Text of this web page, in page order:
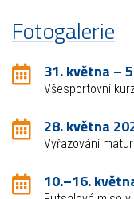
Fotogalerie
31. května –
Všesportovní
28. května
Vyřazování
10.–16.